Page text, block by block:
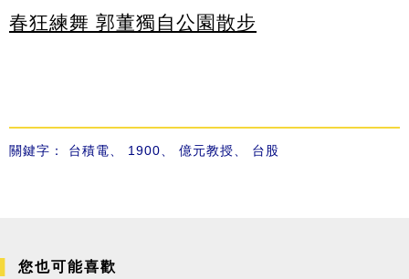
春狂練舞 郭董獨自公園散步
關鍵字： 台積電 1900 億元教授 台股
您也可能喜歡